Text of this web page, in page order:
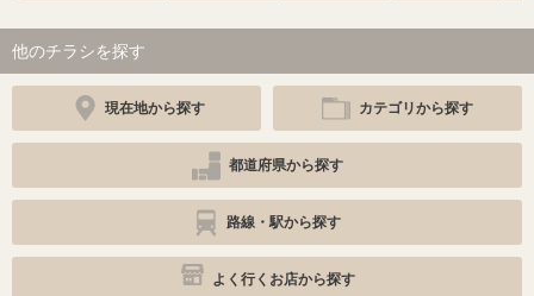
他のチラシを探す
現在地から探す カテゴリから探す
都道府県から探す
路線・駅から探す
よく行くお店から探す